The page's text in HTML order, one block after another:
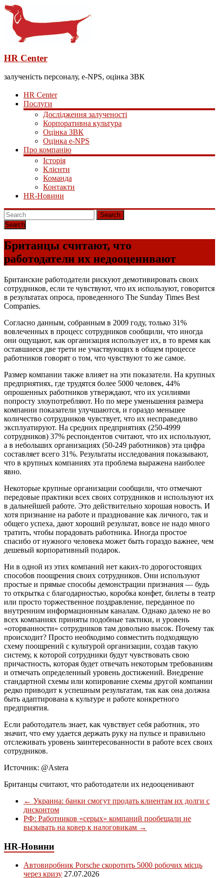
HR Center
залученість персоналу, e-NPS, оцінка ЗВК
HR Center
Послуги
Дослідження залученості
Корпоративна культура
Оцінка ЗВК
Оцінка e-NPS
Про компанію
Історія
Клієнти
Команда
Контакти
HR-Новини
Search
Британцы считают, что
работодатели их недооценивают
Британские работодатели рискуют демотивировать своих
сотрудников, если те чувствуют, что их используют, говорится
в результатах опроса, проведенного The Sunday Times Best
Companies.
Согласно данным, собранным в 2009 году, только 31%
вовлеченных в процесс сотрудников сообщили, что иногда
они ощущают, как организация использует их, в то время как
оставшиеся две трети не участвующих в общем процессе
работников говорят о том, что чувствуют то же самое.
Размер компании также влияет на эти показатели. На крупных
предприятиях, где трудятся более 5000 человек, 44%
опрошенных работников утверждают, что их усилиями
попросту злоупотребляют. Но по мере уменьшения размера
компании показатели улучшаются, и гораздо меньшее
количество сотрудников чувствует, что их несправедливо
эксплуатируют. На средних предприятиях (250-4999
сотрудников) 37% респондентов считают, что их используют,
а в небольших организациях (50-249 работников) эта цифра
составляет всего 31%. Результаты исследования показывают,
что в крупных компаниях эта проблема выражена наиболее
явно.
Некоторые крупные организации сообщили, что отмечают
передовые практики всех своих сотрудников и используют их
в дальнейшей работе. Это действительно хорошая новость. И
хотя признание на работе и празднование как личного, так и
общего успеха, дают хороший результат, вовсе не надо много
тратить, чтобы порадовать работника. Иногда простое
спасибо от нужного человека может быть гораздо важнее, чем
дешевый корпоративный подарок.
Ни в одной из этих компаний нет каких-то дорогостоящих
способов поощрения своих сотрудников. Они используют
простые и прямые способы демонстрации признания — будь
то открытка с благодарностью, коробка конфет, билеты в театр
или просто торжественное поздравление, переданное по
внутренним информационным каналам. Однако далеко не во
всех компаниях приняты подобные тактики, и уровень
«оторванности» сотрудников там довольно высок. Почему так
происходит? Просто необходимо совместить подходящую
схему поощрений с культурой организации, создав такую
систему, к которой сотрудники будут чувствовать свою
причастность, которая будет отвечать некоторым требованиям
и отмечать определенный уровень достижений. Внедрение
стандартной схемы или копирование схемы другой компании
редко приводит к успешным результатам, так как она должна
быть адаптирована к культуре и работе конкретного
предприятия.
Если работодатель знает, как чувствует себя работник, это
значит, что ему удается держать руку на пульсе и правильно
отслеживать уровень заинтересованности в работе всех своих
сотрудников.
Источник: @Astera
Британцы считают, что работодатели их недооценивают
← Украина: банки смогут продать клиентам их долги с
дисконтом
РФ: Работников «серых» компаний пообещали не
вызывать на ковер к налоговикам →
HR-Новини
Автовиробник Porsche скоротить 5000 робочих місць
через кризу 27.07.2026